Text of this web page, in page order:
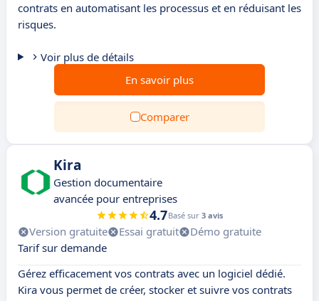
contrats en automatisant les processus et en réduisant les
risques.
Voir plus de détails
En savoir plus
Comparer
Kira
Gestion documentaire
avancée pour entreprises
4.7Basé sur 3 avis
Version gratuite Essai gratuit
Démo gratuite
Tarif sur demande
Gérez efficacement vos contrats avec un logiciel dédié.
Kira vous permet de créer, stocker et suivre vos contrats